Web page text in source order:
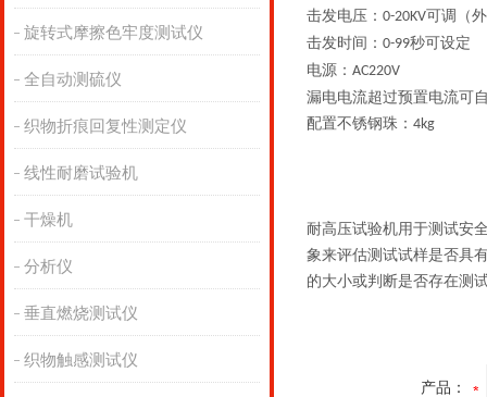
旋转式摩擦色牢度测试仪
全自动测硫仪
织物折痕回复性测定仪
线性耐磨试验机
干燥机
分析仪
垂直燃烧测试仪
织物触感测试仪
击发电压： 0-20KV可调（
击发时间： 0-99秒可设定
电源： AC220V
漏电电流超过预置电流可
配置不锈钢珠： 4kg
耐高压试验机用于测试安
象来评估测试试样是否具
的大小或判断是否存在测
产品：